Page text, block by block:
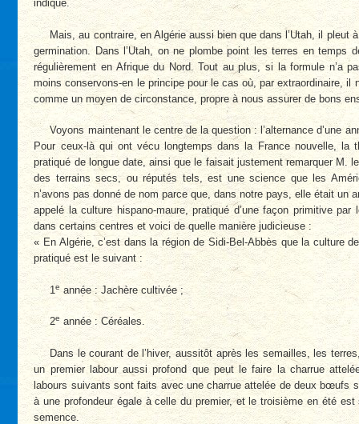
indiqué.
Mais, au contraire, en Algérie aussi bien que dans l’Utah, il pleut
germination. Dans l’Utah, on ne plombe point les terres en temps
régulièrement en Afrique du Nord. Tout au plus, si la formule n’a
moins conservons-en le principe pour le cas où, par extraordinaire, il
comme un moyen de circonstance, propre à nous assurer de bons
Voyons maintenant le centre de la question : l’alternance d’une
Pour ceux-là qui ont vécu longtemps dans la France nouvelle, la
pratiqué de longue date, ainsi que le faisait justement remarquer M.
des terrains secs, ou réputés tels, est une science que les
n’avons pas donné de nom parce que, dans notre pays, elle était un
appelé la culture hispano-maure, pratiqué d’une façon primitive
dans certains centres et voici de quelle manière judicieuse :
« En Algérie, c’est dans la région de Sidi-Bel-Abbès que la culture
pratiqué est le suivant :
1e année : Jachère cultivée ;
2e année : Céréales.
Dans le courant de l’hiver, aussitôt après les semailles, les
un premier labour aussi profond que peut le faire la charrue
labours suivants sont faits avec une charrue attelée de deux bœufs
à une profondeur égale à celle du premier, et le troisième en été
semence.